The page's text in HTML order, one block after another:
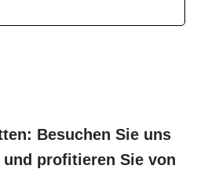
Besuchen Sie uns
profitieren Sie von